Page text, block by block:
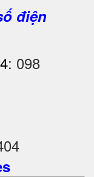
điện
: 098